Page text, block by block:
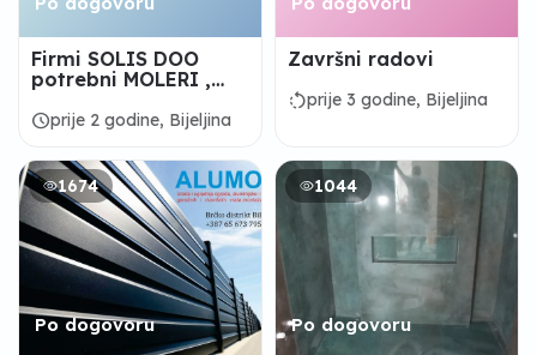
Firmi SOLIS DOO
potrebni MOLERI ,
RADNICI
scheduleprije 2 godine, Bijeljina
Završni radovi
rotate_leftprije 3 godine, Bijeljina
1674
Po dogovoru
1044
Po dogovoru